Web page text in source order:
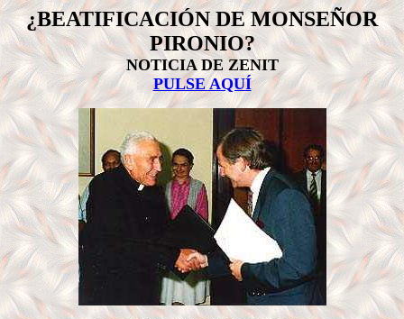
¿BEATIFICACIÓN DE MONSEÑOR
PIRONIO?
NOTICIA DE ZENIT
PULSE AQUÍ